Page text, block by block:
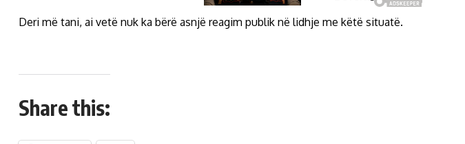
Deri më tani, ai vetë nuk ka bërë asnjë reagim publik në lidhje me këtë situatë.
Share this: